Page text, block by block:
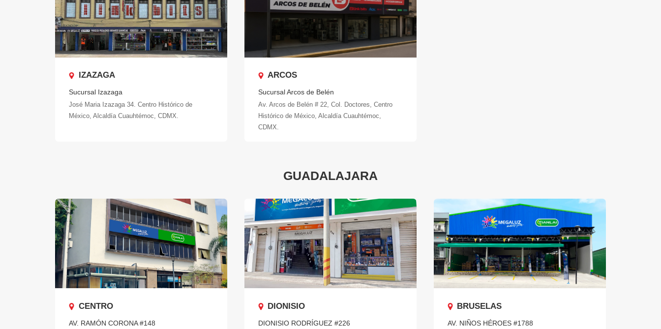
IZAZAGA
Sucursal Izazaga
José Maria Izazaga 34. Centro Histórico de
México, Alcaldía Cuauhtémoc, CDMX.
ARCOS
Sucursal Arcos de Belén
Av. Arcos de Belén # 22, Col. Doctores, Centro
Histórico de México, Alcaldía Cuauhtémoc,
CDMX.
GUADALAJARA
CENTRO
AV. RAMÓN CORONA #148
DIONISIO
DIONISIO RODRÍGUEZ #226
BRUSELAS
AV. NIÑOS HÉROES #1788